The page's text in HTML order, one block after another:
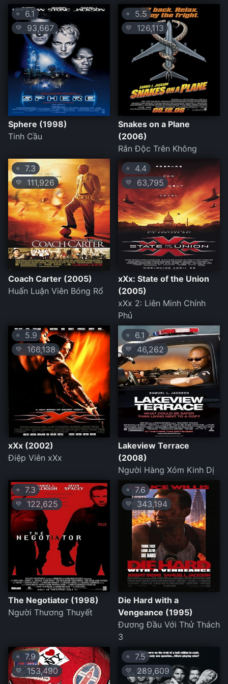
⭐6.1
💛 93,667
Sphere (1998)
Tinh Cầu
⭐ 5.5
💛 126,113
Snakes on a Plane
(2006)
Rắn Độc Trên Không
⭐ 7.3
💛 111,926
Coach Carter (2005)
Huấn Luận Viên Bóng Rổ
⭐ 4.4
💛 63,795
xXx: State of the Union
(2005)
xXx 2: Liên Minh Chính
Phủ
⭐ 5.9
💛 166,138
xXx (2002)
Điệp Viên xXx
⭐ 6.1
💛 46,262
Lakeview Terrace
(2008)
Người Hàng Xóm Kinh Dị
⭐ 7.3
💛 122,625
The Negotiator (1998)
Người Thương Thuyết
⭐ 7.6
💛 343,194
Die Hard with a
Vengeance (1995)
Đương Đầu Với Thử Thách
3
⭐ 7.9
💛 153,490
⭐ 7.5
💛 289,609